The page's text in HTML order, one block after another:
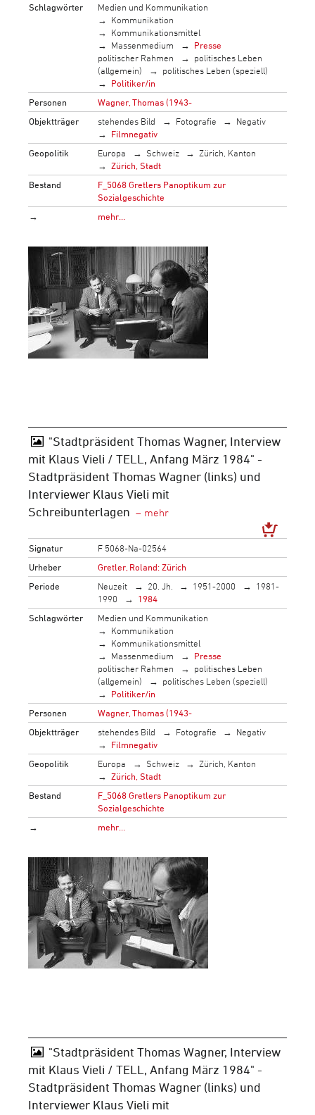
Schlagwörter
Medien und Kommunikation
Kommunikation
Kommunikationsmittel
Massenmedium
Presse
politischer Rahmen
politisches Leben
(allgemein)
politisches Leben (speziell)
Politiker/in
Personen
Wagner, Thomas (1943-
Objektträger
stehendes Bild Fotografie
Negativ
Filmnegativ
Geopolitik
Europa Schweiz
Zürich, Kanton
Zürich, Stadt
Bestand
F_5068 Gretlers Panoptikum zur
Sozialgeschichte
→
mehr…
"Stadtpräsident Thomas Wagner, Interview
mit Klaus Vieli / TELL, Anfang März 1984" -
Stadtpräsident Thomas Wagner (links) und
Interviewer Klaus Vieli mit
Schreibunterlagen
Signatur
F 5068-Na-02564
Urheber
Gretler, Roland: Zürich
Periode
Neuzeit 20. Jh. 1951-2000
1981-
1990
1984
Schlagwörter
Medien und Kommunikation
Kommunikation
Kommunikationsmittel
Massenmedium
Presse
politischer Rahmen
politisches Leben
(allgemein)
politisches Leben (speziell)
Politiker/in
Personen
Wagner, Thomas (1943-
Objektträger
stehendes Bild Fotografie
Negativ
Filmnegativ
Geopolitik
Europa Schweiz
Zürich, Kanton
Zürich, Stadt
Bestand
F_5068 Gretlers Panoptikum zur
Sozialgeschichte
→
mehr…
"Stadtpräsident Thomas Wagner, Interview
mit Klaus Vieli / TELL, Anfang März 1984" -
Stadtpräsident Thomas Wagner (links) und
Interviewer Klaus Vieli mit